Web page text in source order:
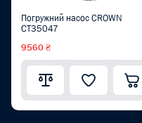
Погружний насос CROWN
CT35047
9560 ₴